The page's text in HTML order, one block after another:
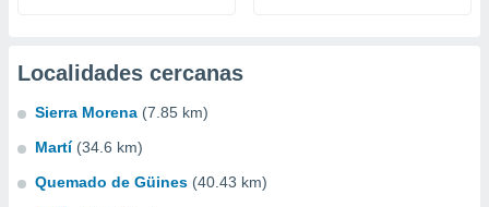
Localidades cercanas
Sierra Morena (7.85 km)
Martí (34.6 km)
Quemado de Güines (40.43 km)